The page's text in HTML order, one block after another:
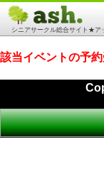
シニアサークル総合サイト★ア
該当イベントの予